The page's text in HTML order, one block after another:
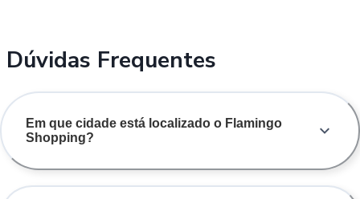
Dúvidas Frequentes
Em que cidade está localizado o Flamingo
Shopping?